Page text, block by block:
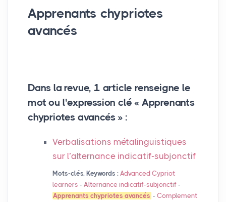
Apprenants chypriotes
avancés
Dans la revue, 1 article renseigne le
mot ou l'expression clé « Apprenants
chypriotes avancés » :
Verbalisations métalinguistiques
sur l’alternance indicatif-subjonctif
Mots-clés, Keywords : Advanced Cypriot
learners - Alternance indicatif-subjonctif-
Apprenants chypriotes avancés - Complement